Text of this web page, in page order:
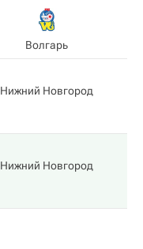
Волгарь
Нижний Новгород
Нижний Новгород